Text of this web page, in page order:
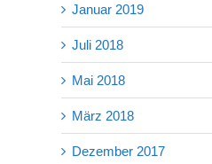
Januar 2019
Juli 2018
Mai 2018
März 2018
Dezember 2017